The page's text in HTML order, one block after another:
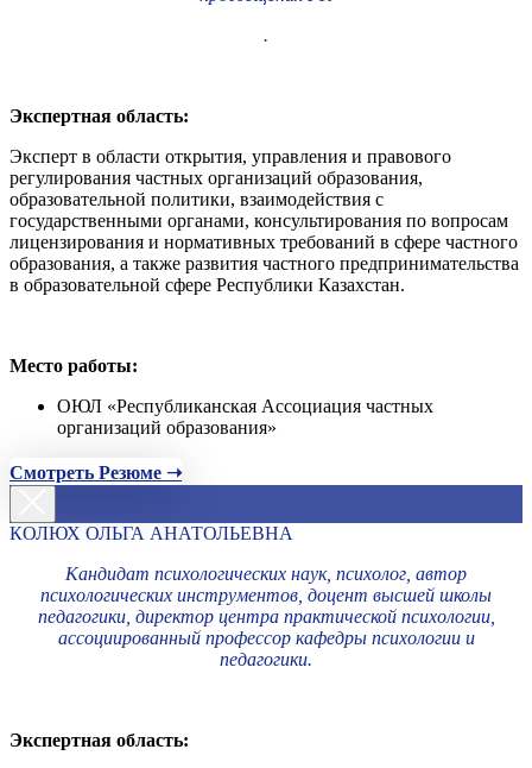
.
Экспертная область:
Эксперт в области открытия, управления и правового
регулирования частных организаций образования,
образовательной политики, взаимодействия с
государственными органами, консультирования по вопросам
лицензирования и нормативных требований в сфере частного
образования, а также развития частного предпринимательства
в образовательной сфере Республики Казахстан.
Место работы:
ОЮЛ «Республиканская Ассоциация частных
организаций образования»
Смотреть Резюме ➝
КОЛЮХ ОЛЬГА АНАТОЛЬЕВНА
Кандидат психологических наук, психолог, автор
психологических инструментов, доцент высшей школы
педагогики, директор центра практической психологии,
ассоциированный профессор кафедры психологии и
педагогики.
Экспертная область: